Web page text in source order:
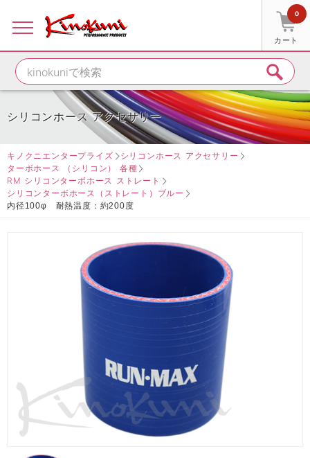
カート
0
シリコンホース アクセサリー
キノクニエンタープライズ
シリコンホース アクセサリー
ターボホース （シリコン） 各種
RM シリコンターボホース ストレート
シリコンターボホース（ストレート）ブルー
内径100φ 耐熱温度：約200度